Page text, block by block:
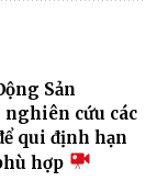
Sản
nghiên cứu các
qui định hạn
hợp